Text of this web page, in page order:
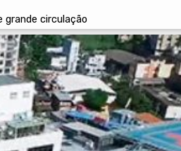
grande circulação